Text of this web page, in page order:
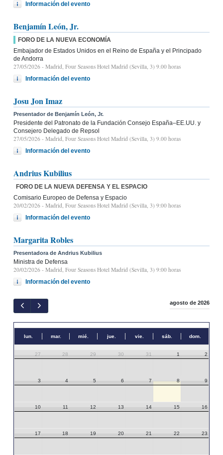
Información del evento
Benjamín León, Jr.
FORO DE LA NUEVA ECONOMÍA
Embajador de Estados Unidos en el Reino de España y el Principado
de Andorra
27/05/2026 - Madrid, Four Seasons Hotel Madrid (Sevilla, 3) 9.00 horas
Información del evento
Josu Jon Imaz
Presentador de Benjamín León, Jr.
Presidente del Patronato de la Fundación Consejo España–EE.UU. y
Consejero Delegado de Repsol
27/05/2026 - Madrid, Four Seasons Hotel Madrid (Sevilla, 3) 9.00 horas
Información del evento
Andrius Kubilius
FORO DE LA NUEVA DEFENSA Y EL ESPACIO
Comisario Europeo de Defensa y Espacio
20/02/2026 - Madrid, Four Seasons Hotel Madrid (Sevilla, 3) 9:00 horas
Información del evento
Margarita Robles
Presentadora de Andrius Kubilius
Ministra de Defensa
20/02/2026 - Madrid, Four Seasons Hotel Madrid (Sevilla, 3) 9:00 horas
Información del evento
agosto de 2026
lun. mar. mié. jue. vie. sáb. dom.
27 28 29 30 31 1 2
3 4 5 6 7 8 9
10 11 12 13 14 15 16
17 18 19 20 21 22 23